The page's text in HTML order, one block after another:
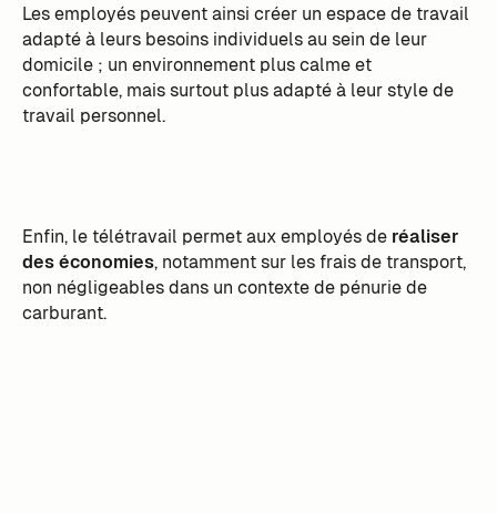
Les employés peuvent ainsi créer un espace de travail
adapté à leurs besoins individuels au sein de leur
domicile ; un environnement plus calme et
confortable, mais surtout plus adapté à leur style de
travail personnel.
Enfin, le télétravail permet aux employés deréaliser
des économies, notamment sur les frais de transport,
non négligeables dans un contexte de pénurie de
carburant.